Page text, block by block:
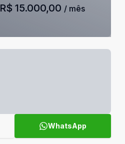
R$ 15.000,00 / mês
WhatsApp